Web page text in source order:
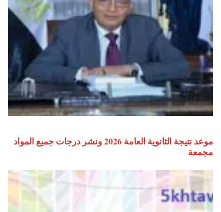
موعد نتيجة الثانوية العامة 2026 ونشر درجات جميع المواد
مجمعة